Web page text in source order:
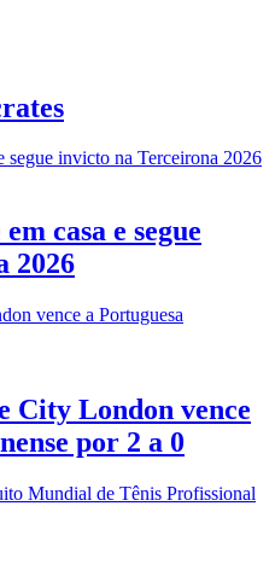
casa e segue
2026
City London vence
por 2 a 0